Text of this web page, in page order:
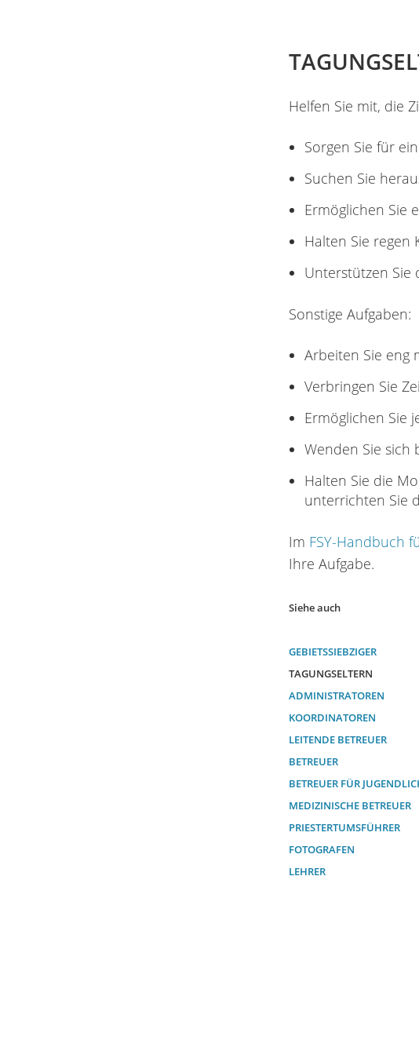
Helfen Sie mit, die
Sorgen Sie für
Suchen Sie
Ermöglichen Sie
Halten Sie regen
Unterstützen Sie
Sonstige Aufgaben:
Arbeiten Sie eng
Verbringen Sie
Ermöglichen Sie
Wenden Sie sich
Halten Sie die
unterrichten Sie
Im FSY-Handbuch
Ihre Aufgabe.
Siehe auch
GEBIETSSIEBZIGER
TAGUNGSELTERN
ADMINISTRATOREN
KOORDINATOREN
LEITENDE BETREUER
BETREUER
BETREUER FÜR
MEDIZINISCHE BETREUER
PRIESTERTUMSFÜHRER
FOTOGRAFEN
LEHRER